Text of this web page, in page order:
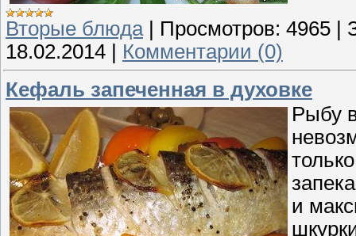
Вторые блюда| Просмотров: 4965
18.02.2014
Комментарии (0)
Кефаль запеченная в духовке
Рыбу
и